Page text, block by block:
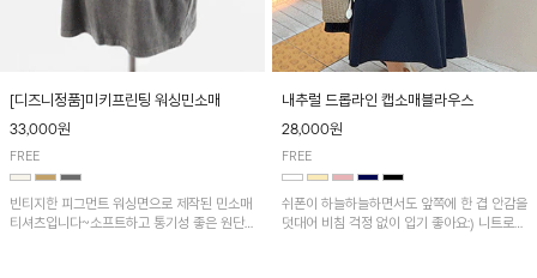
[디즈니정품]미키프린팅 워싱민소매
33,000원
FREE
빈티지한 피그먼트 워싱면으로 제작된 민소매
티셔츠입니다~소프트하고 통기성 좋은 원단
내추럴 드롭라인 캡소매블라우스
28,000원
FREE
쉬폰이 하늘하늘하면서도 앞쪽에 한 겹 안감을
덧대어 비침 걱정 없이 입기 좋아요:) 니트로